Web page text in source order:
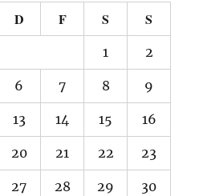
D F S S
1 2
6 7 8 9
13 14 15 16
20 21 22 23
27 28 29 30